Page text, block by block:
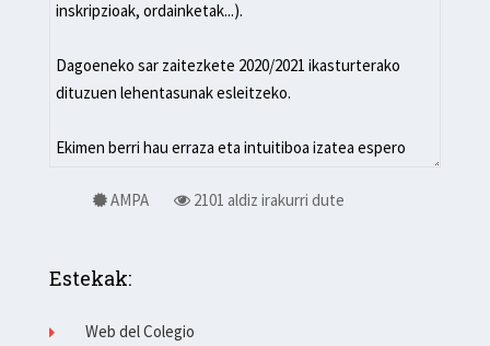
AMPA 2101 aldiz irakurri dute
Estekak:
Web del Colegio